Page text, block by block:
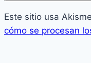
Este sitio usa
cómo se procesan